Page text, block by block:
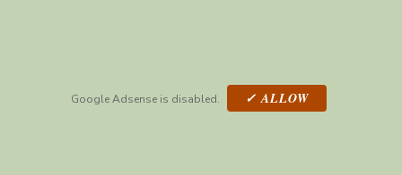
Google Adsense is disabled. ✓ ALLOW